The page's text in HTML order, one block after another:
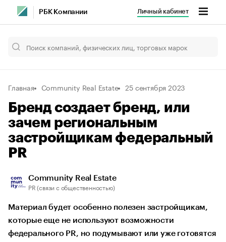
РБК Компании Личный кабинет
Главная Community Real Estate 25 сентября 2023
Бренд создает бренд, или
зачем региональным
застройщикам федеральный
PR
Community Real Estate
PR (связи с общественностью)
Материал будет особенно полезен застройщикам,
которые еще не используют возможности
федерального PR, но подумывают или уже готовятся